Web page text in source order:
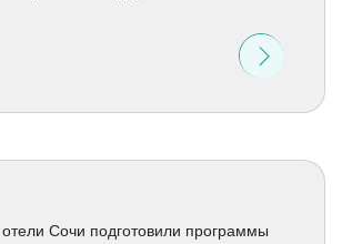
Сочи подготовили программы